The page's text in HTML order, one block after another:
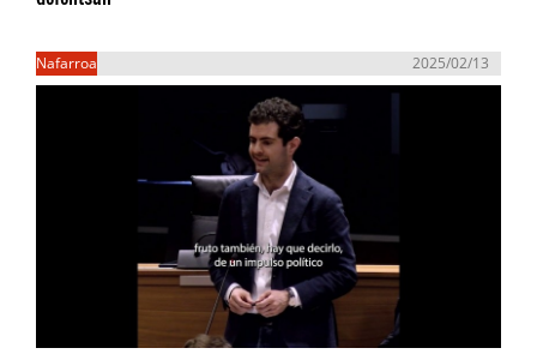
Nafarroa 2025/02/13